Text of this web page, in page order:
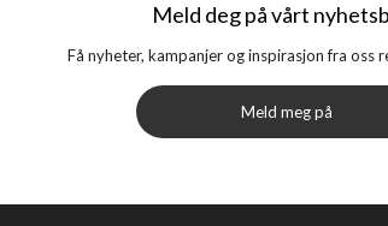
Meld deg på vårt
Få nyheter, kampanjer og inspirasjon fra oss
Meld meg på